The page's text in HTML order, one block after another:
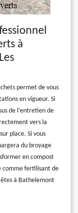
à
permet de vous
en vigueur. Si
de l’entretien de
vers la
place. Si vous
du broyage
en compost
comme fertilisant de
êtes à Bathelemont